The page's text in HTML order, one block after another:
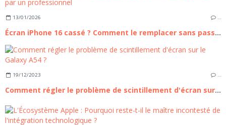
13/01/2026 …
Écran iPhone 16 cassé ? Comment le remplacer sans passer par un professionnel
19/12/2023 …
Comment régler le problème de scintillement d'écran sur le Galaxy A54 ?